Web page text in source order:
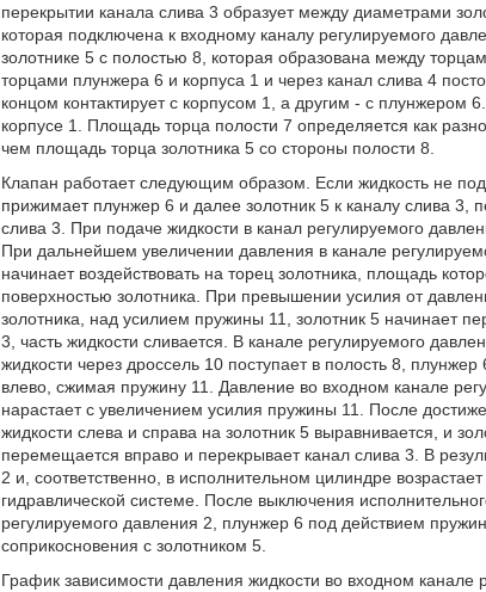
перекрытии канала слива 3 образует между диаметрами
которая подключена к входному каналу регулируемого
золотнике 5 с полостью 8, которая образована между
торцами плунжера 6 и корпуса 1 и через канал слива 4
концом контактирует с корпусом 1, а другим - с
корпусе 1. Площадь торца полости 7 определяется как
чем площадь торца золотника 5 со стороны полости 8.
Клапан работает следующим образом. Если жидкость не
прижимает плунжер 6 и далее золотник 5 к каналу слива 3,
слива 3. При подаче жидкости в канал регулируемого
При дальнейшем увеличении давления в канале
начинает воздействовать на торец золотника, площадь
поверхностью золотника. При превышении усилия от
золотника, над усилием пружины 11, золотник 5 начинает
3, часть жидкости сливается. В канале регулируемого
жидкости через дроссель 10 поступает в полость 8,
влево, сжимая пружину 11. Давление во входном канале
нарастает с увеличением усилия пружины 11. После
жидкости слева и справа на золотник 5 выравнивается, и
перемещается вправо и перекрывает канал слива 3. В
2 и, соответственно, в исполнительном цилиндре
гидравлической системе. После выключения
регулируемого давления 2, плунжер 6 под действием
соприкосновения с золотником 5.
График зависимости давления жидкости во входном канале